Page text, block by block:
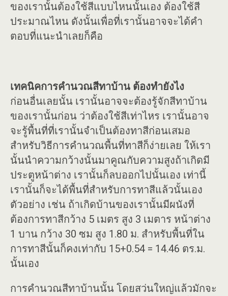
ของเรานั้นต้องใช้สีแบบไหนนั้นเอง ต้องใช้สี
ประมาณไหน ดังนั้นเพื่อที่เรานั้นอาจจะได้คำ
ตอบที่แนะนำเลยก็คือ
เทคนิคการคำนวณสีทาบ้าน ต้องทำยังไง
ก่อนอื่นเลยนั้น เรานั้นอาจจะต้องรู้จักสีทาบ้าน
ของเรานั้นก่อน ว่าต้องใช้สีเท่าไหร เรานั้นอาจ
จะรู้พื้นที่ที่เรานั้นจำเป็นต้องทาสีก่อนเสมอ
สำหรับวิธีการคำนวณพื้นที่ทาสีก็ง่ายเลย ให้เรา
นั้นนำความกว้างนั้นมาคูณกับความสูงถ้าเกิดมี
ประตูหน้าต่าง เรานั้นก็ลบออกไปนั้นเอง เท่านี้
เรานั้นก็จะได้พื้นที่สำหรับการทาสีแล้วนั้นเอง
ตัวอย่าง เช่น ถ้าเกิดบ้านของเรานั้นมีผนังที่
ต้องการทาสีกว้าง 5 เมตร สูง 3 เมตาร หน้าต่าง
1 บาน กว้าง 30 ซม สูง 1.80 ม. สำหรับพื้นที่ใน
การทาสีนั้นก็คงเท่ากับ 15+0.54 = 14.46 ตร.ม.
นั้นเอง
การคำนวณสีทาบ้านนั้น โดยสว่นใหญ่แล้วมักจะ